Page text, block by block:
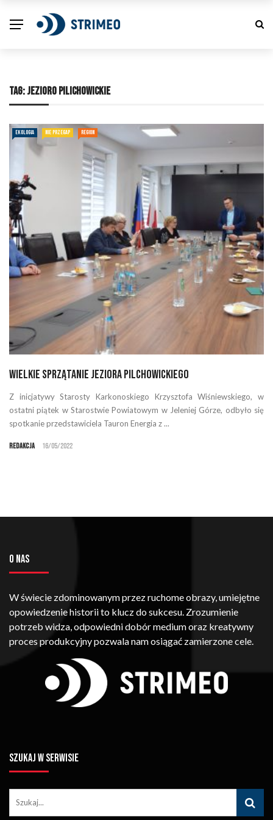
TAG:JEZIORO PILICHOWICKIE
EKOLOGIA NIE PRZEGAP REGION
Wielkie sprzątanie Jeziora Pilchowickiego
Z inicjatywy Starosty Karkonoskiego Krzysztofa Wiśniewskiego, w
ostatni piątek w Starostwie Powiatowym w Jeleniej Górze, odbyło się
spotkanie przedstawiciela Tauron Energia z ...
Redakcja 16/05/2022
O NAS
W świecie zdominowanym przez ruchome obrazy, umiejętne
opowiedzenie historii to klucz do sukcesu. Zrozumienie
potrzeb widza, odpowiedni dobór medium oraz kreatywny
proces produkcyjny pozwala nam osiągać zamierzone cele.
SZUKAJ W SERWISIE